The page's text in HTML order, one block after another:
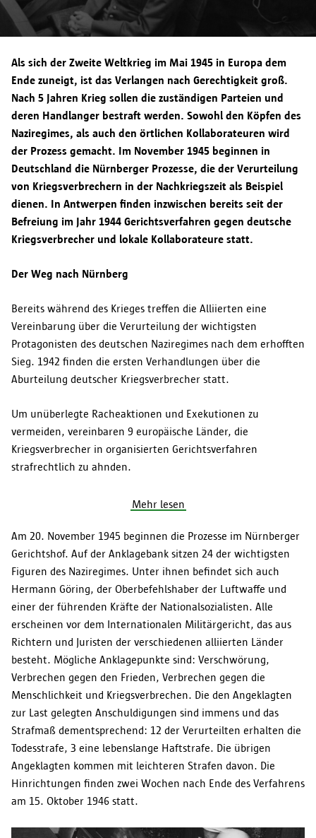
Als sich der Zweite Weltkrieg im Mai 1945 in Europa dem
Ende zuneigt, ist das Verlangen nach Gerechtigkeit groß.
Nach 5 Jahren Krieg sollen die zuständigen Parteien und
deren Handlanger bestraft werden. Sowohl den Köpfen des
Naziregimes, als auch den örtlichen Kollaborateuren wird
der Prozess gemacht. Im November 1945 beginnen in
Deutschland die Nürnberger Prozesse, die der Verurteilung
von Kriegsverbrechern in der Nachkriegszeit als Beispiel
dienen. In Antwerpen finden inzwischen bereits seit der
Befreiung im Jahr 1944 Gerichtsverfahren gegen deutsche
Kriegsverbrecher und lokale Kollaborateure statt.
Der Weg nach Nürnberg
Bereits während des Krieges treffen die Alliierten eine
Vereinbarung über die Verurteilung der wichtigsten
Protagonisten des deutschen Naziregimes nach dem erhofften
Sieg. 1942 finden die ersten Verhandlungen über die
Aburteilung deutscher Kriegsverbrecher statt.
Um unüberlegte Racheaktionen und Exekutionen zu
vermeiden, vereinbaren 9 europäische Länder, die
Kriegsverbrecher in organisierten Gerichtsverfahren
strafrechtlich zu ahnden.
Mehr lesen
Am 20. November 1945 beginnen die Prozesse im Nürnberger
Gerichtshof. Auf der Anklagebank sitzen 24 der wichtigsten
Figuren des Naziregimes. Unter ihnen befindet sich auch
Hermann Göring, der Oberbefehlshaber der Luftwaffe und
einer der führenden Kräfte der Nationalsozialisten. Alle
erscheinen vor dem Internationalen Militärgericht, das aus
Richtern und Juristen der verschiedenen alliierten Länder
besteht. Mögliche Anklagepunkte sind: Verschwörung,
Verbrechen gegen den Frieden, Verbrechen gegen die
Menschlichkeit und Kriegsverbrechen. Die den Angeklagten
zur Last gelegten Anschuldigungen sind immens und das
Strafmaß dementsprechend: 12 der Verurteilten erhalten die
Todesstrafe, 3 eine lebenslange Haftstrafe. Die übrigen
Angeklagten kommen mit leichteren Strafen davon. Die
Hinrichtungen finden zwei Wochen nach Ende des Verfahrens
am 15. Oktober 1946 statt.
Weitergabe an andere Parteien
sich unter informatieveiligheid@antwerpen.be an uns
wenden.
Aufbewahrungsfrist
wurden, erforderlich ist. Wenn Sie wissen möchten, wie
lange Ihre Daten in einem spezifischen Fall aufbewahrt
unter informatieveiligheid@antwerpen.be an uns wenden.
Nach Ablauf der Aufbewahrungsfrist werden Ihre
persönlichen Daten von der Stadt Antwerpen gelöscht.
Ihre Rechte
Datenschutzbehörde
Drukpersstraat 35
1000 Brüssel
Tel. 02/274.48.00
Fax 02/274.48.35
contact@apd-gba.be
Wenn Sie Fragen zur Verarbeitung Ihrer personenbezogenen
Daten gemäß dieser Erklärung haben, können Sie sich
jederzeit an unseren Datenschutzbeauftragten
unter informatieveiligheid@antwerpen.be wenden.
Einstellungen speichern